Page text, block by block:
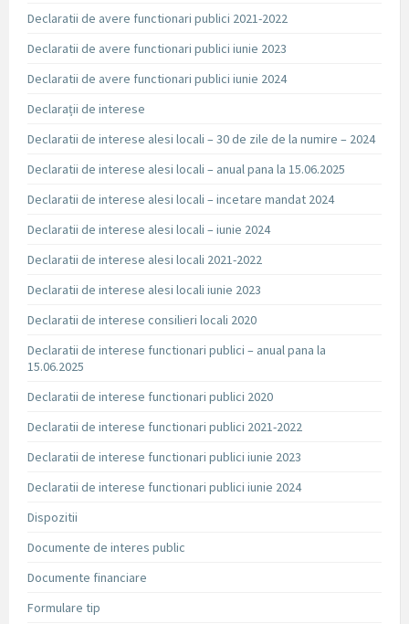
Declaratii de avere functionari publici 2021-2022
Declaratii de avere functionari publici iunie 2023
Declaratii de avere functionari publici iunie 2024
Declarații de interese
Declaratii de interese alesi locali – 30 de zile de la numire – 2024
Declaratii de interese alesi locali – anual pana la 15.06.2025
Declaratii de interese alesi locali – incetare mandat 2024
Declaratii de interese alesi locali – iunie 2024
Declaratii de interese alesi locali 2021-2022
Declaratii de interese alesi locali iunie 2023
Declaratii de interese consilieri locali 2020
Declaratii de interese functionari publici – anual pana la
15.06.2025
Declaratii de interese functionari publici 2020
Declaratii de interese functionari publici 2021-2022
Declaratii de interese functionari publici iunie 2023
Declaratii de interese functionari publici iunie 2024
Dispozitii
Documente de interes public
Documente financiare
Formulare tip